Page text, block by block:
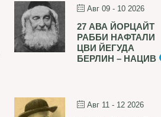
Авг 09 - 10 2026
27 АВА ЙОРЦАЙТ
РАББИ НАФТАЛИ
ЦВИ ЙЕГУДА
БЕРЛИН – НАЦИВ
Авг 11 - 12 2026